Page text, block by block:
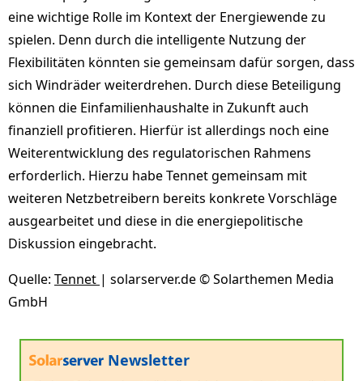
eine wichtige Rolle im Kontext der Energiewende zu
spielen. Denn durch die intelligente Nutzung der
Flexibilitäten könnten sie gemeinsam dafür sorgen, dass
sich Windräder weiterdrehen. Durch diese Beteiligung
können die Einfamilienhaushalte in Zukunft auch
finanziell profitieren. Hierfür ist allerdings noch eine
Weiterentwicklung des regulatorischen Rahmens
erforderlich. Hierzu habe Tennet gemeinsam mit
weiteren Netzbetreibern bereits konkrete Vorschläge
ausgearbeitet und diese in die energiepolitische
Diskussion eingebracht.
Quelle: Tennet | solarserver.de © Solarthemen Media
GmbH
Newsletter